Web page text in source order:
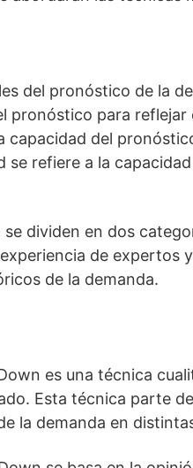
del pronóstico de la
pronóstico para
capacidad del
se refiere a la
dividen en dos
de expertos
de la demanda.
es una técnica
Esta técnica parte
la demanda en